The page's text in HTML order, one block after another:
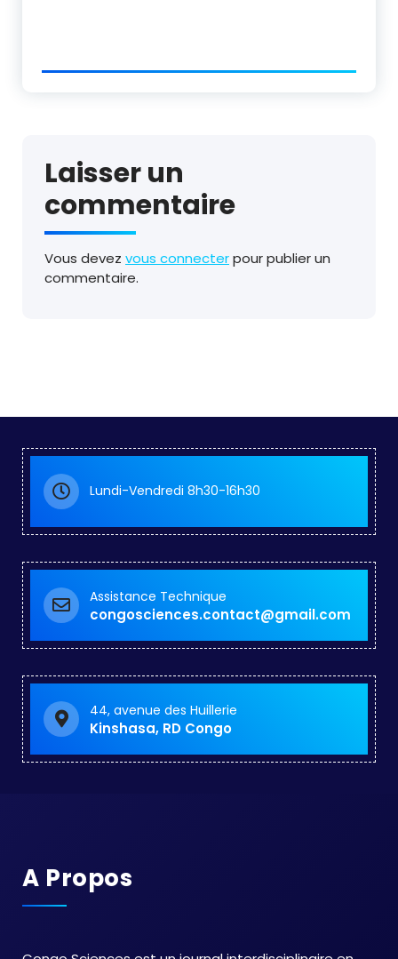
Laisser un
commentaire
Vous devez vous connecterpour publier un
commentaire.
Lundi-Vendredi 8h30-16h30
Assistance Technique
congosciences.contact@gmail.com
44, avenue des Huillerie
Kinshasa, RD Congo
A Propos